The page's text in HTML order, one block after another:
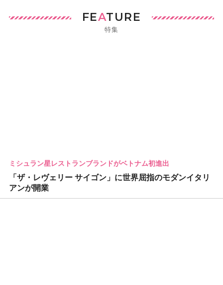
FEATURE
特集
ミシュラン星レストランブランドがベトナム初進出
「ザ・レヴェリー サイゴン」に世界屈指のモダンイタリ
アンが開業